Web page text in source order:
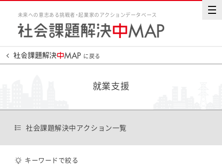
未来への意志ある挑戦者・起業家のアクションデータベース
に戻る
就業支援
社会課題解決中アクション一覧
キーワードで絞る